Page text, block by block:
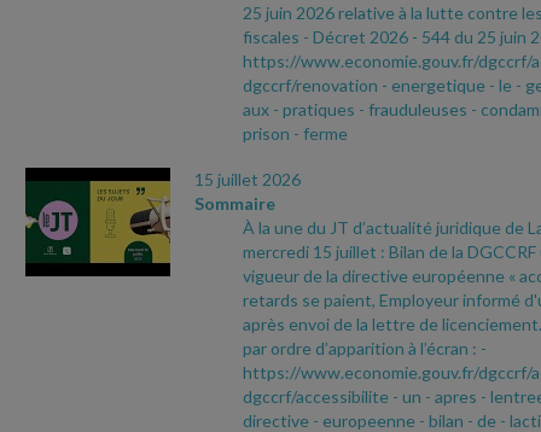
25 juin 2026 relative à la lutte contre
fiscales - Décret 2026 - 544 du 25 juin
https://www.economie.gouv.fr/dgccrf/
dgccrf/renovation - energetique - le -
aux - pratiques - frauduleuses -
prison - ferme
15 juillet 2026
Sommaire
À la une du JT d’actualité juridique de
mercredi 15 juillet : Bilan de la
vigueur de la directive européenne «
retards se paient, Employeur informé
après envoi de la lettre de
par ordre d’apparition à l’écran : -
https://www.economie.gouv.fr/dgccrf/
dgccrf/accessibilite - un - apres -
directive - europeenne - bilan - de -